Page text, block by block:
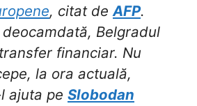
, citat deAFP.
deocamdată, Belgradul
financiar. Nu
la ora actuală,
ajuta pe Slobodan